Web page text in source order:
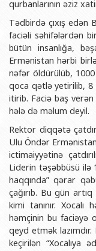
BDU-nun məzunları
Fəxri doktorlarımız
BDU-da təhsil
BDU-da tədris
Universitet
qurbanlarının əziz
Tədbirdə çıxış edən
faciəli səhifələrdən
bütün insanlığa,
Ermənistan hərbi
nəfər öldürülüb, 1000
qoca qətlə yetirilib, 8
itirib. Faciə baş
hələ də məlum deyil.
Rektor diqqətə
Ulu Öndər
ictimaiyyətinə
Liderin təşəbbüsü ilə
haqqında” qərar
çağırıb. Bu gün
kimi tanınır. Xocalı
həmçinin bu faciəyə
qeyd etmək
keçirilən “Xocalıya